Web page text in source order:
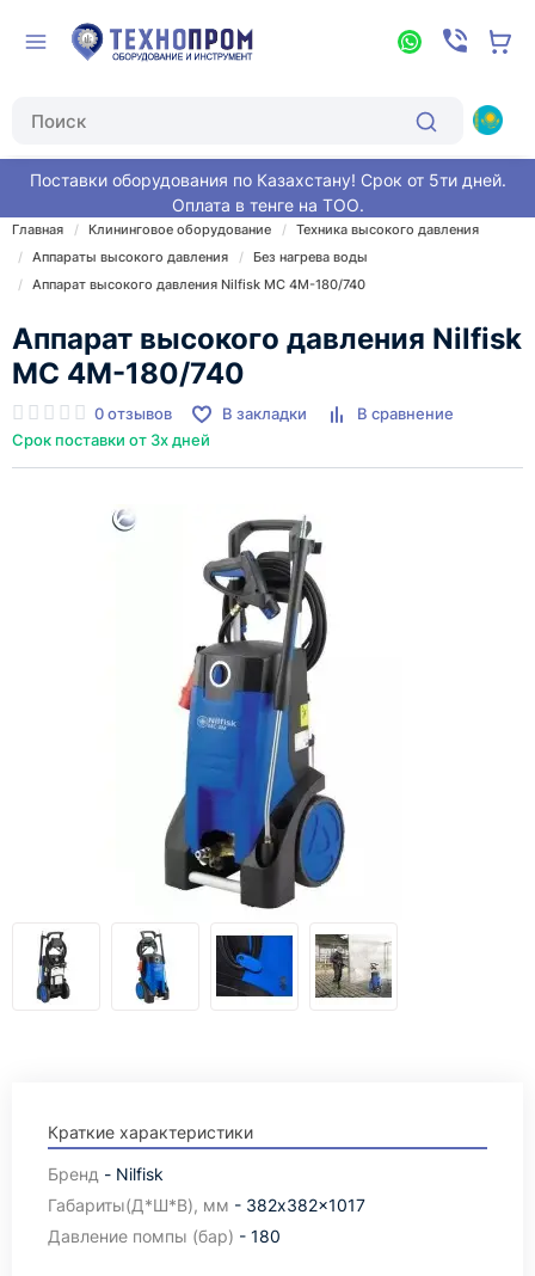
Поставки оборудования по Казахстану! Срок от 5ти дней.
Оплата в тенге на ТОО.
Главная Клининговое оборудование
Техника высокого давления
Аппараты высокого давления
Без нагрева воды
Аппарат высокого давления Nilfisk MC 4M-180/740
Аппарат высокого давления Nilfisk
MC 4M-180/740
0 отзывов В закладки
В сравнение
Срок поставки от 3х дней
Краткие характеристики
Бренд - Nilfisk
Габариты(Д*Ш*В), мм - 382x382x1017
Давление помпы (бар) - 180